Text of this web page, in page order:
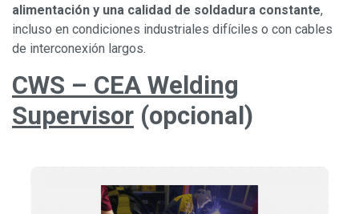
alimentación y una calidad de soldadura constante,
incluso en condiciones industriales difíciles o con cables
de interconexión largos.
CWS – CEA Welding
Supervisor (opcional)